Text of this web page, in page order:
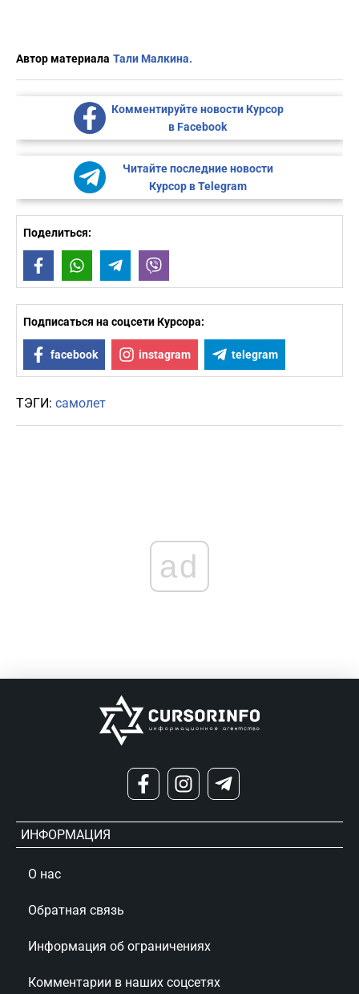
Автор материала Тали Малкина.
Комментируйте новости Курсор
в Facebook
Читайте последние новости
Курсор в Telegram
Поделиться:
FacebookWhatsAppTelegram
Подписаться на соцсети Курсора:
facebook instagram telegram
ТЭГИ: самолет
ad
ИНФОРМАЦИЯ
О нас
Обратная связь
Информация об ограничениях
Комментарии в наших соцсетях